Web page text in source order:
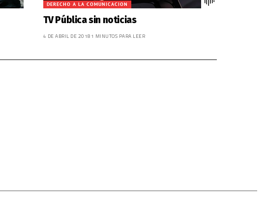
DERECHO A LA COMUNICACION
TV Pública sin noticias
4 DE ABRIL DE 2018 1 MINUTOS PARA LEER